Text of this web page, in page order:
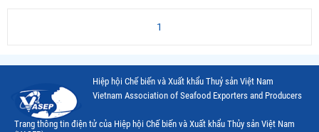
1
Hiệp hội Chế biến và Xuất khẩu Thuỷ sản Việt Nam
Vietnam Association of Seafood Exporters and Producers
Trang thông tin điện tử của Hiệp hội Chế biến và Xuất khẩu Thủy sản Việt Nam